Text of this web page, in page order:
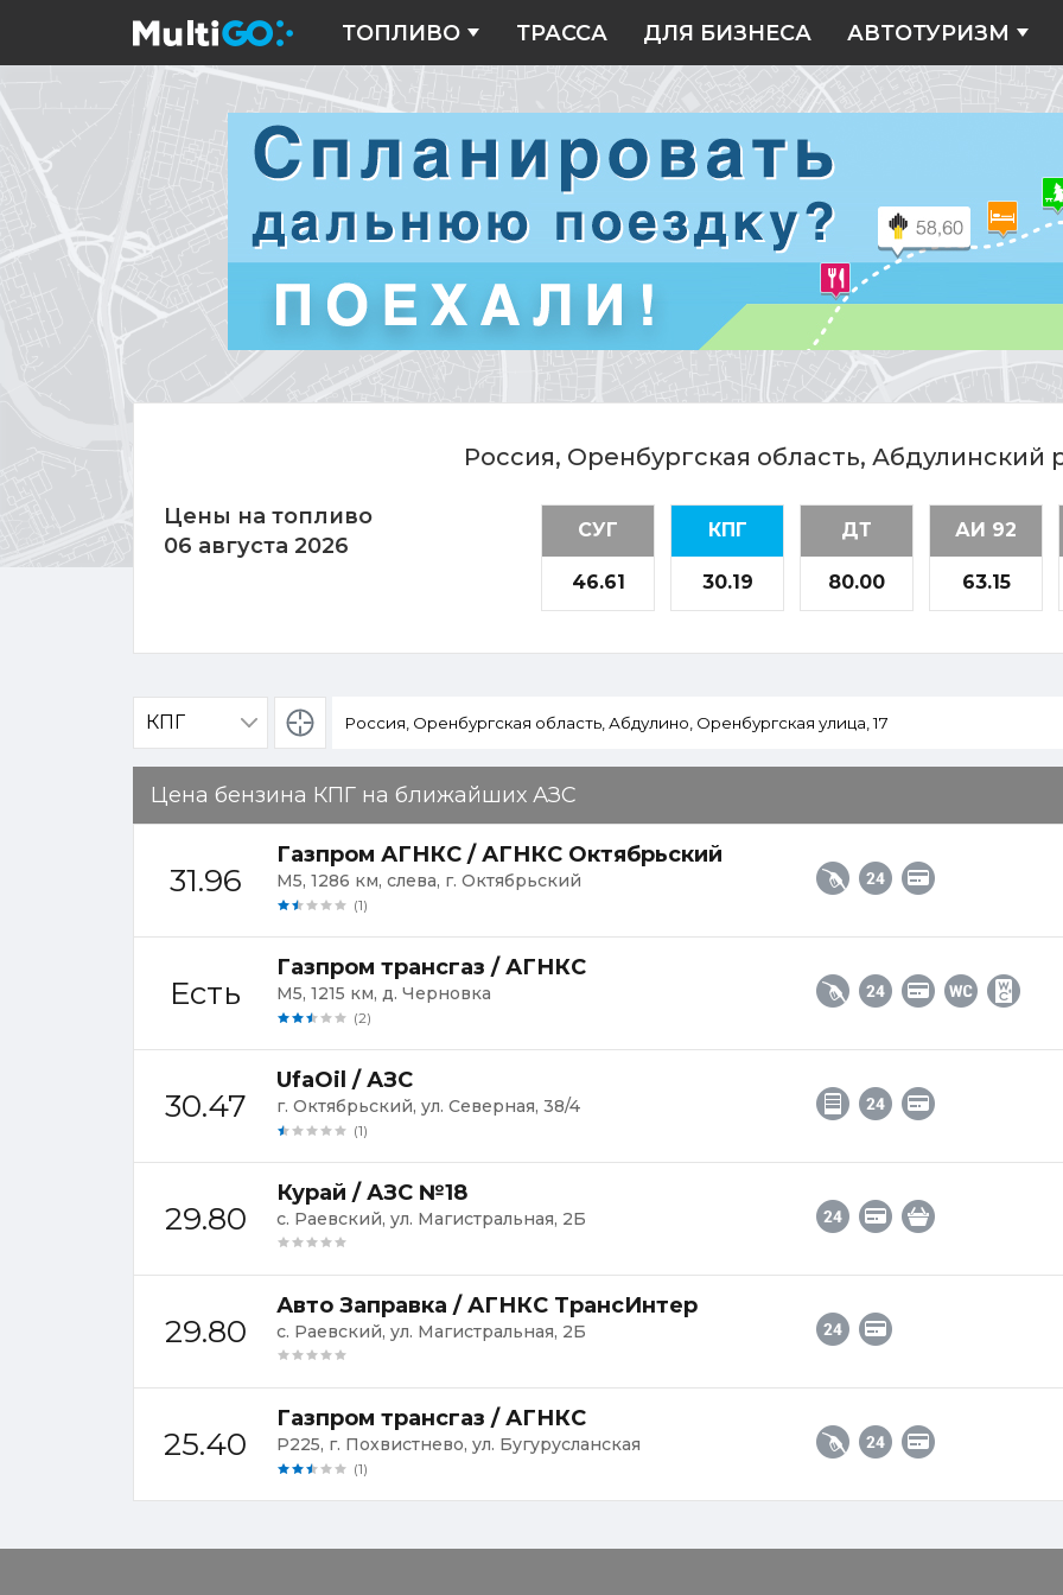
ТОПЛИВО ТРАССА ДЛЯ БИЗНЕСА АВТОТУРИЗМ
на
топливо
Россия, Оренбургская область, Абдулинский
Цены на топливо
06 августа 2026
СУГ
46.61
КПГ
30.19
ДТ
80.00
АИ 92
63.15
Определение
местоположения
Цена бензина КПГ на ближайших АЗС
31.96
Газпром АГНКС / АГНКС Октябрьский
М5, 1286 км, слева, г. Октябрьский
(1)
Есть
Газпром трансгаз / АГНКС
М5, 1215 км, д. Черновка
(2)
30.47
UfaOil / АЗС
г. Октябрьский, ул. Северная, 38/4
(1)
29.80
Курай / АЗС №18
с. Раевский, ул. Магистральная, 2Б
29.80
Авто Заправка / АГНКС ТрансИнтер
с. Раевский, ул. Магистральная, 2Б
25.40
Газпром трансгаз / АГНКС
Р225, г. Похвистнево, ул. Бугурусланская
(1)